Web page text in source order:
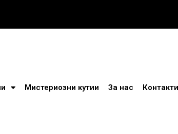
Мистериозни кутии За нас Контакти